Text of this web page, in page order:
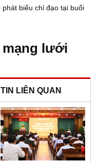
phát biểu chỉ đạo tại buổi
mạng lưới
TIN LIÊN QUAN